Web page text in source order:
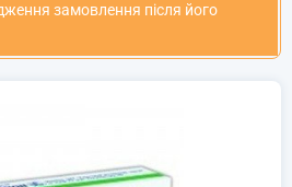
замовлення після його